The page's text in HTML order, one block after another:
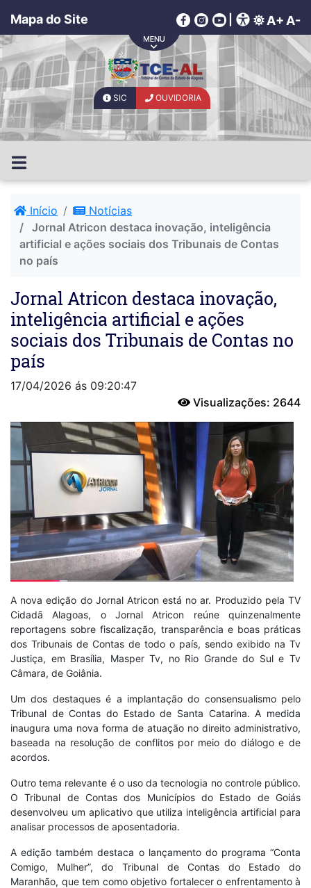
Mapa do Site A+ A-
SIC OUVIDORIA
Início
Notícias
Jornal Atricon destaca inovação, inteligência
artificial e ações sociais dos Tribunais de Contas
no país
Jornal Atricon destaca inovação,
inteligência artificial e ações
sociais dos Tribunais de Contas no
país
17/04/2026 ás 09:20:47
Visualizações: 2644
A nova edição do Jornal Atricon está no ar. Produzido pela TV
Cidadã Alagoas, o Jornal Atricon reúne quinzenalmente
reportagens sobre fiscalização, transparência e boas práticas
dos Tribunais de Contas de todo o país, sendo exibido na Tv
Justiça, em Brasília, Masper Tv, no Rio Grande do Sul e Tv
Câmara, de Goiânia.
Um dos destaques é a implantação do consensualismo pelo
Tribunal de Contas do Estado de Santa Catarina. A medida
inaugura uma nova forma de atuação no direito administrativo,
baseada na resolução de conflitos por meio do diálogo e de
acordos.
Outro tema relevante é o uso da tecnologia no controle público.
O Tribunal de Contas dos Municípios do Estado de Goiás
desenvolveu um aplicativo que utiliza inteligência artificial para
analisar processos de aposentadoria.
A edição também destaca o lançamento do programa “Conta
Comigo, Mulher”, do Tribunal de Contas do Estado do
Maranhão, que tem como objetivo fortalecer o enfrentamento à